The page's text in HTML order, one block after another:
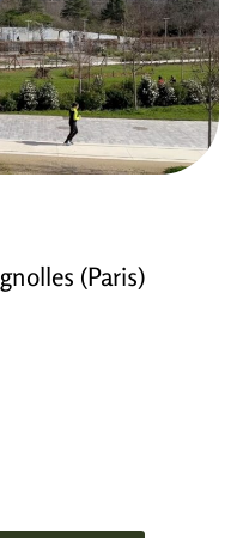
(Paris)